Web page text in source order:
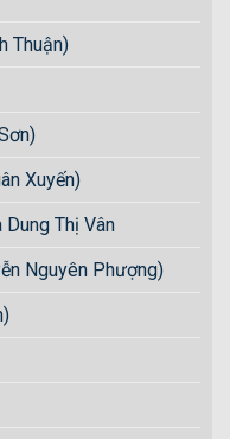
Thuận)
Xuyến)
Thị Vân
Nguyên Phượng)